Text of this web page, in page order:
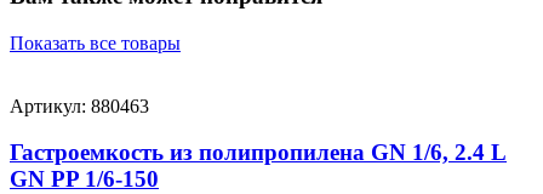
Показать все товары
Артикул: 880463
Гастроемкость из полипропилена GN 1/6, 2.4 L
GN PP 1/6-150